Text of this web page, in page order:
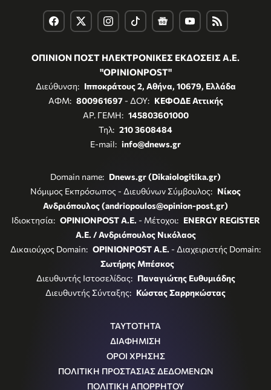
ΟΠΙΝΙΟΝ ΠΟΣΤ ΗΛΕΚΤΡΟΝΙΚΕΣ ΕΚΔΟΣΕΙΣ Α.Ε.
"OPINIONPOST"
Διεύθυνση: Ιπποκράτους 2, Αθήνα, 10679, Ελλάδα
ΑΦΜ: 800961697- ΔΟΥ: ΚΕΦΟΔΕ Αττικής
ΑΡ. ΓΕΜΗ: 145803601000
Τηλ: 210 3608484
E-mail: info@dnews.gr
Domain name: Dnews.gr (Dikaiologitika.gr)
Νόμιμος Εκπρόσωπος - Διευθύνων Σύμβουλος: Νίκος
Ανδριόπουλος (andriopoulos@opinion-post.gr)
Ιδιοκτησία: OPINIONPOST A.E. - Μέτοχοι: ENERGY REGISTER
Α.Ε. / Ανδριόπουλος Νικόλαος
Δικαιούχος Domain: OPINIONPOST A.E. - Διαχειριστής Domain:
Σωτήρης Μπέσκος
Διευθυντής Ιστοσελίδας: Παναγιώτης Ευθυμιάδης
Διευθυντής Σύνταξης: Κώστας Σαρρηκώστας
ΤΑΥΤΟΤΗΤΑ
ΔΙΑΦΗΜΙΣΗ
ΟΡΟΙ ΧΡΗΣΗΣ
ΠΟΛΙΤΙΚΗ ΠΡΟΣΤΑΣΙΑΣ ΔΕΔΟΜΕΝΩΝ
ΠΟΛΙΤΙΚΗ ΑΠΟΡΡΗΤΟΥ